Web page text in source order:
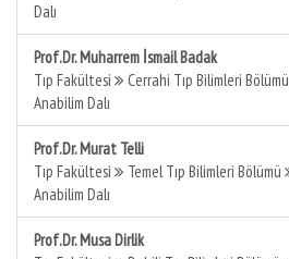
Dalı
Prof.Dr. Muharrem İsmail Badak
Tıp Fakültesi
Cerrahi Tıp Bilimleri Bölümü
Anabilim Dalı
Prof.Dr. Murat Telli
Tıp Fakültesi
Temel Tıp Bilimleri Bölümü
Anabilim Dalı
Prof.Dr. Musa Dirlik